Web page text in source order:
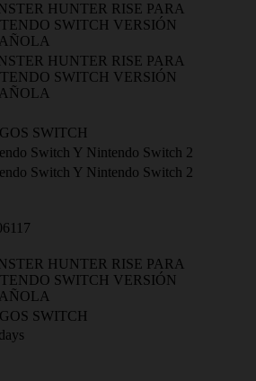
HUNTER RISE PARA
SWITCH VERSIÓN
HUNTER RISE PARA
SWITCH VERSIÓN
SWITCH
Switch Y Nintendo Switch 2
Switch Y Nintendo Switch 2
HUNTER RISE PARA
SWITCH VERSIÓN
SWITCH